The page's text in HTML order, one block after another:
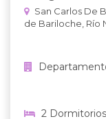
San Carlos De
de Bariloche, Río
2 Dormitorios